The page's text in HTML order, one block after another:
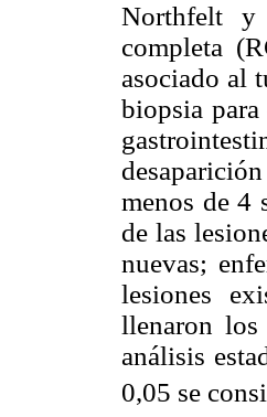
Northfelt y
completa
asociado al
biopsia para
menos de 4
de las
nuevas;
lesiones
llenaron
análisis
0,05 se